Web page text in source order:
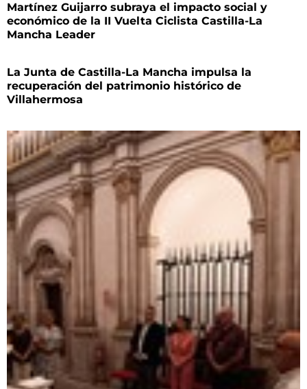
Martínez Guijarro subraya el impacto social y
económico de la II Vuelta Ciclista Castilla-La
Mancha Leader
La Junta de Castilla-La Mancha impulsa la
recuperación del patrimonio histórico de
Villahermosa